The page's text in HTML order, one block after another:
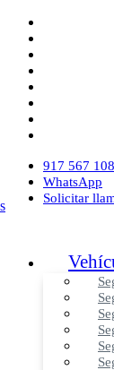
917 567 108
WhatsApp
Solicitar